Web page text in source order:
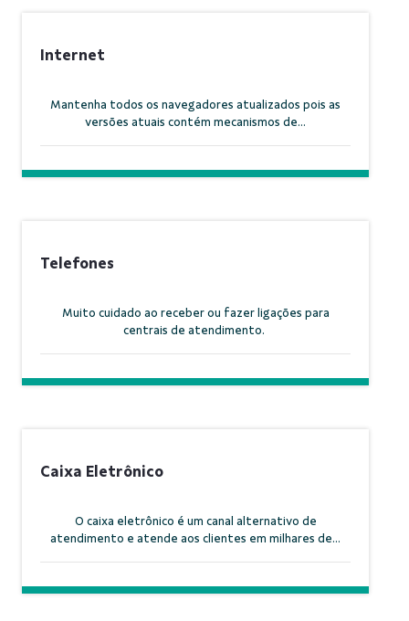
Internet
Mantenha todos os navegadores atualizados pois as
versões atuais contém mecanismos de...
Telefones
Muito cuidado ao receber ou fazer ligações para
centrais de atendimento.
Caixa Eletrônico
O caixa eletrônico é um canal alternativo de
atendimento e atende aos clientes em milhares de...